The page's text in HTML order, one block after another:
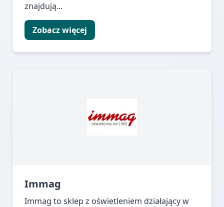
znajdują...
Zobacz więcej
Immag
Immag to sklep z oświetleniem działający w